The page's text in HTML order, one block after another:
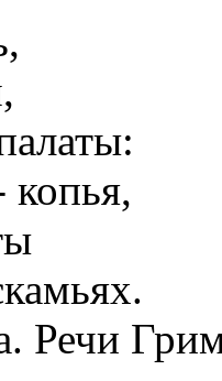
копья,
Речи